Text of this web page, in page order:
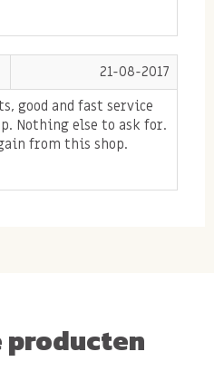
21-08-2017
good and fast service
Nothing else to ask for.
from this shop.